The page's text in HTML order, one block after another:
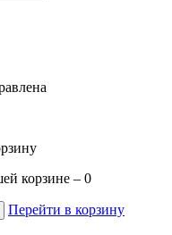
корзине – 0
Перейти в корзину